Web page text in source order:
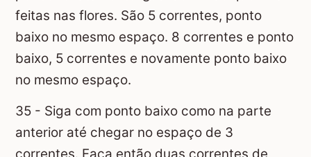
feitas nas flores. São 5 correntes, ponto
baixo no mesmo espaço. 8 correntes e ponto
baixo, 5 correntes e novamente ponto baixo
no mesmo espaço.
35 - Siga com ponto baixo como na parte
anterior até chegar no espaço de 3
correntes. Faça então duas correntes de